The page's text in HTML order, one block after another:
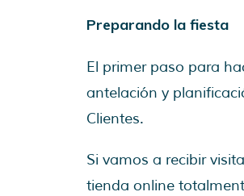
Preparando la fiesta
El primer paso para
antelación y
Clientes.
Si vamos a recibir
tienda online